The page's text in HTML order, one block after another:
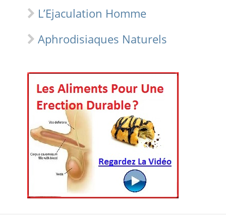
L’Ejaculation Homme
Aphrodisiaques Naturels